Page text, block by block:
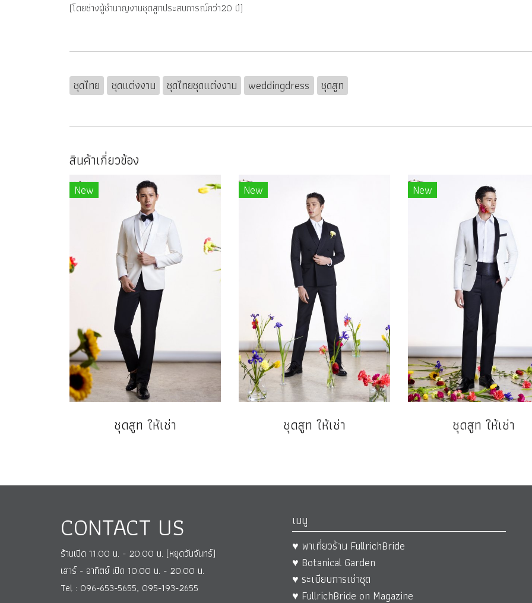
(โดยช่างผู้ชำนาญงานชุดสูทประสบการณ์กว่า20 ปี)
ชุดไทย ชุดแต่งงาน ชุดไทยชุดแต่งงาน weddingdress ชุดสูท
สินค้าเกี่ยวข้อง
New
ชุดสูท ให้เช่า
New
ชุดสูท ให้เช่า
New
ชุดสูท ให้เช่า
CONTACT US
ร้านเปิด 11.00 น. - 20.00 น. (หยุดวันจันทร์)
เสาร์ - อาทิตย์ เปิด 10.00 น. - 20.00 น.
Tel : 096-653-5655, 095-193-2655
เมนู
♥ พาเที่ยวร้าน FullrichBride
♥ Botanical Garden
♥ ระเบียบการเช่าชุด
♥ FullrichBride on Magazine